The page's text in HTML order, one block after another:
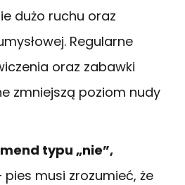
dużo ruchu oraz
Regularne
oraz zabawki
zmniejszą poziom nudy
typu „nie”,
pies musi zrozumieć, że